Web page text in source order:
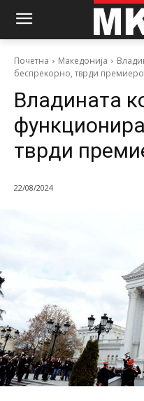
Почетна Македонија
беспрекорно, тврди
Владината
тврди
22/08/2024